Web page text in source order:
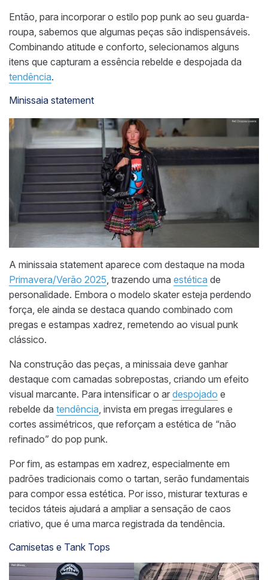
Então, para incorporar o estilo pop punk ao seu guarda-
roupa, sabemos que algumas peças são indispensáveis.
Combinando atitude e conforto, selecionamos alguns
itens que capturam a essência rebelde e despojada da
tendência.
Minissaia statement
A minissaia statement aparece com destaque na moda
Primavera/Verão 2025, trazendo uma estética de
personalidade. Embora o modelo skater esteja perdendo
força, ele ainda se destaca quando combinado com
pregas e estampas xadrez, remetendo ao visual punk
clássico.
Na construção das peças, a minissaia deve ganhar
destaque com camadas sobrepostas, criando um efeito
visual marcante. Para intensificar o ar despojado e
rebelde da tendência, invista em pregas irregulares e
cortes assimétricos, que reforçam a estética de “não
refinado” do pop punk.
Por fim, as estampas em xadrez, especialmente em
padrões tradicionais como o tartan, serão fundamentais
para compor essa estética. Por isso, misturar texturas e
tecidos táteis ajudará a ampliar a sensação de caos
criativo, que é uma marca registrada da tendência.
Camisetas e Tank Tops